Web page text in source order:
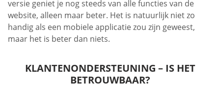
versie geniet je nog steeds van alle functies van de
website, alleen maar beter. Het is natuurlijk niet zo
handig als een mobiele applicatie zou zijn geweest,
maar het is beter dan niets.
KLANTENONDERSTEUNING – IS HET
BETROUWBAAR?